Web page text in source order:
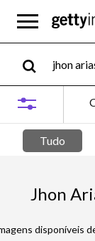
Tudo
Jhon
disponíveis